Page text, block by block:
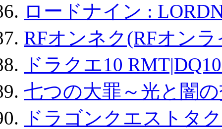
ロードナイン :
RFオンネク(RFオン
ドラクエ10
七つの大罪～光と闇
ドラゴンクエストタ